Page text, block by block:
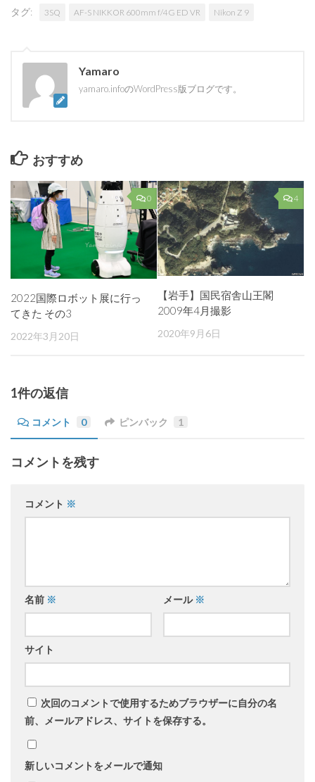
タグ: 3SQ AF-S NIKKOR 600mm f/4G ED VR Nikon Z 9
Yamaro
yamaro.infoのWordPress版ブログです。
おすすめ
0
2022国際ロボット展に行っ
てきた その3
2022年3月20日
4
【岩手】国民宿舎山王閣
2009年4月撮影
2020年9月6日
1件の返信
コメント 0 ピンバック 1
コメントを残す
コメント ※
名前 ※ メール ※
サイト
次回のコメントで使用するためブラウザーに自分の名
前、メールアドレス、サイトを保存する。
新しいコメントをメールで通知